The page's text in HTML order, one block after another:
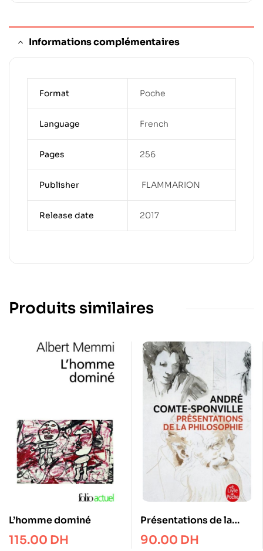
Informations complémentaires
Format Poche
Language French
Pages 256
Publisher ‎ FLAMMARION
Release date 2017
Produits similaires
L’homme dominé
115.00 DH
Présentations de la
philosophie
90.00 DH